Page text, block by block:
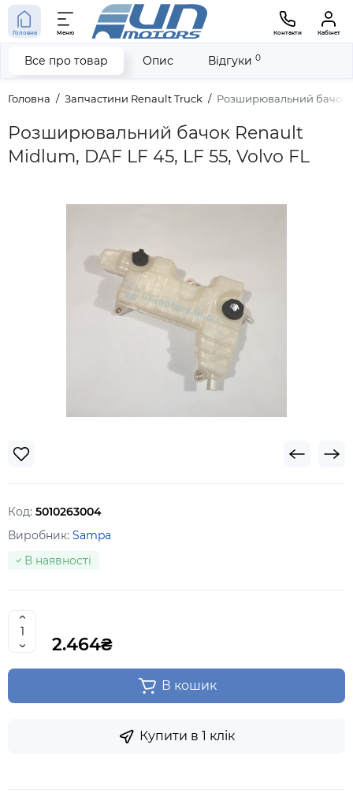
Головна Меню Контакти Кабінет
Головна Запчастини Renault Truck Розширювальний бачок
Розширювальний бачок Renault
Midlum, DAF LF 45, LF 55, Volvo FL
Все про товар Опис Відгуки 0
Код: 5010263004
Виробник: Sampa
В наявності
2.464₴
В кошик
Купити в 1 клік